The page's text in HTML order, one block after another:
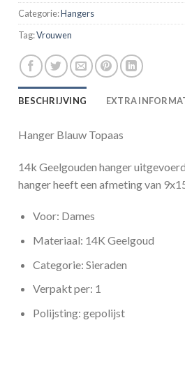
Categorie:Hangers
Tag:Vrouwen
BESCHRIJVING EXTRA
Hanger Blauw Topaas
14k Geelgouden hanger
hanger heeft een afmeting van
Voor: Dames
Materiaal: 14K Geelgoud
Categorie: Sieraden
Verpakt per: 1
Polijsting: gepolijst